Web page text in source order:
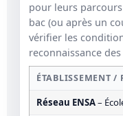
pour leurs
bac (ou après un
vérifier les
reconnaissance
ÉTABLISSEMENT /
Réseau ENSA–